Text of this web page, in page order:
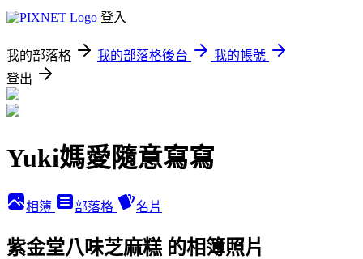
登入
我的部落格 我的部落格後台
我的帳號
登出
Yuki媽愛隨意寫寫
相簿 部落格 名片
紫金堂八味芝麻糕 的相簿照片